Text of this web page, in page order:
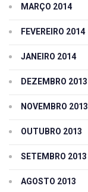
MARÇO 2014
FEVEREIRO 2014
JANEIRO 2014
DEZEMBRO 2013
NOVEMBRO 2013
OUTUBRO 2013
SETEMBRO 2013
AGOSTO 2013